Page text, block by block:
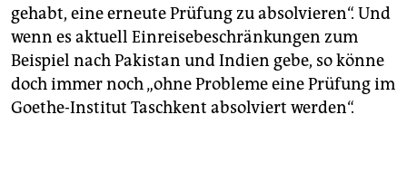
gehabt, eine erneute Prüfung zu absolvieren“. Und
wenn es aktuell Einreisebeschränkungen zum
Beispiel nach Pakistan und Indien gebe, so könne
doch immer noch „ohne Probleme eine Prüfung im
Goethe-Institut Taschkent absolviert werden“.